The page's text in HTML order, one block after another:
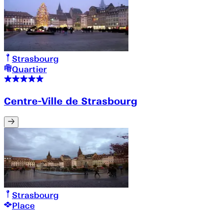
Strasbourg
Quartier
Centre-Ville de Strasbourg
Strasbourg
Place